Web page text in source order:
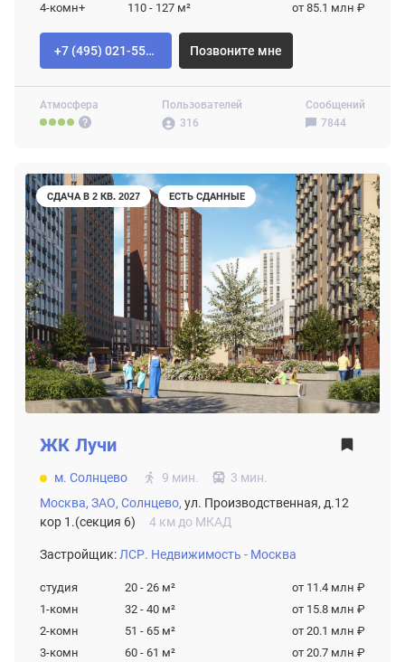
Атмосфера
Пользователей
316
Сообщений
7844
4-комн+
110 - 127 м² от 85.1 млн ₽
+7 (495) 021-55-92 Позвоните мне
СДАЧА В 2 КВ. 2027 ЕСТЬ СДАННЫЕ
ЖК Лучи
м. Солнцево 9 мин.
3 мин.
Москва, ЗАО, Солнцево, ул. Производственная, д.12
кор 1.(секция 6)
4 км до МКАД
Застройщик: ЛСР. Недвижимость - Москва
студия 20 - 26 м²
от 11.4 млн ₽
1-комн
32 - 40 м²
от 15.8 млн ₽
2-комн
51 - 65 м²
от 20.1 млн ₽
3-комн
60 - 61 м² от 20.7 млн ₽